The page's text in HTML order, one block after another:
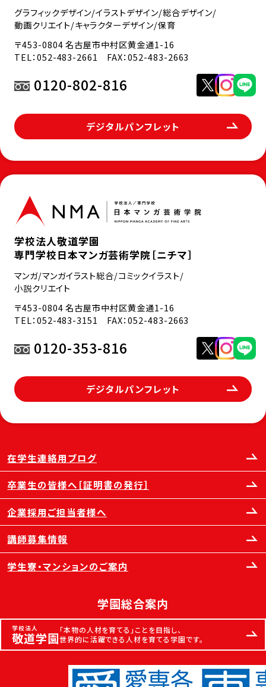
グラフィックデザイン/イラストデザイン/総合デザイン/
動画クリエイト/キャラクターデザイン/保育
〒453-0804 名古屋市中村区黄金通1-16
TEL：052-483-2661 FAX：052-483-2663
0120-802-816
デジタルパンフレット
学校法人敬道学園
専門学校日本マンガ芸術学院［ニチマ］
マンガ/マンガイラスト総合/コミックイラスト/
小説クリエイト
〒453-0804 名古屋市中村区黄金通1-16
TEL：052-483-3151 FAX：052-483-2663
0120-353-816
デジタルパンフレット
在学生連絡用ブログ
卒業生の皆様へ［証明書の発行］
企業採用ご担当者様へ
講師募集情報
学生寮・マンションのご案内
学園総合案内
学校法人
敬道学園「本物の人材を育てる」ことを目指し、
世界的に活躍できる人材を育てる学園です。